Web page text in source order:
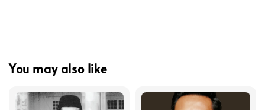
You may also like